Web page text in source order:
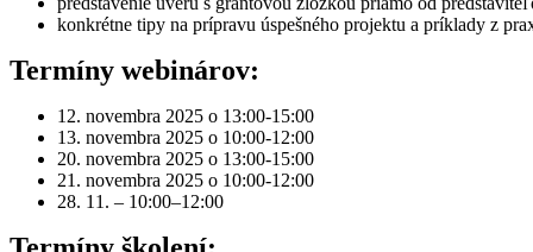
konkrétne tipy na prípravu úspešného projektu a príklady z
Termíny webinárov:
12. novembra 2025 o 13:00-15:00
13. novembra 2025 o 10:00-12:00
20. novembra 2025 o 13:00-15:00
21. novembra 2025 o 10:00-12:00
28. 11. – 10:00–12:00